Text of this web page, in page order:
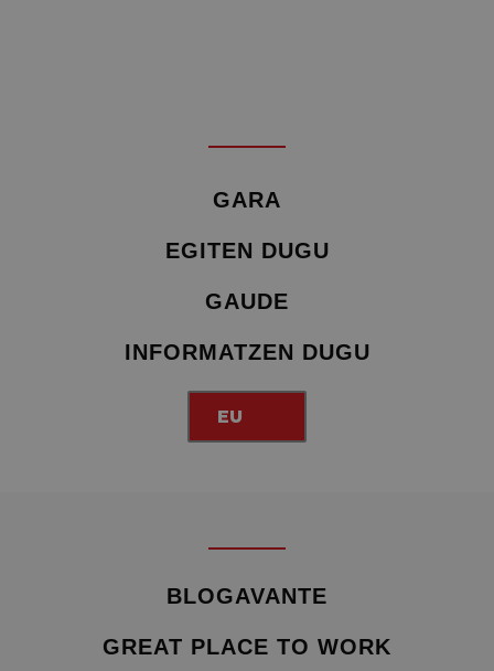
GARA
EGITEN DUGU
GAUDE
INFORMATZEN DUGU
EU
BLOGAVANTE
GREAT PLACE TO WORK